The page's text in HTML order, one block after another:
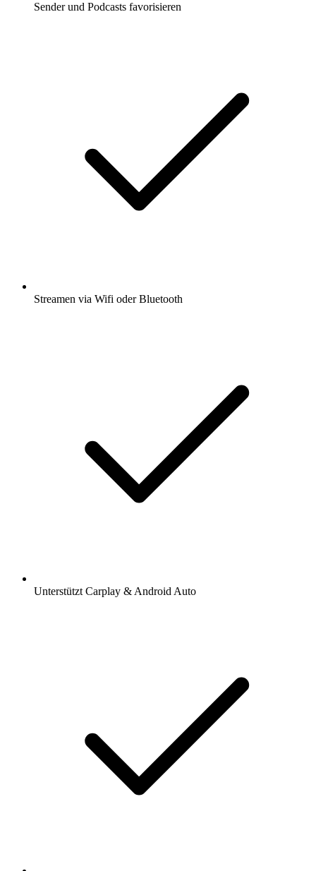
Sender und Podcasts favorisieren
Streamen via Wifi oder Bluetooth
Unterstützt Carplay & Android Auto